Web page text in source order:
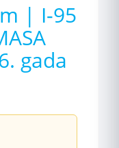
| I-95
gada